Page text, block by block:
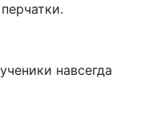
навсегда